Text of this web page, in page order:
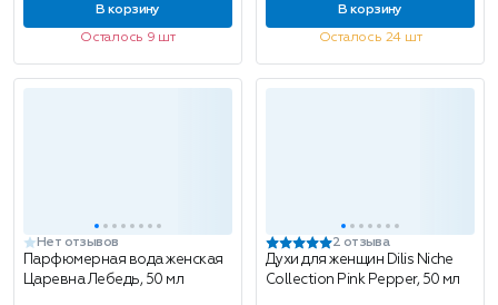
В корзину
Осталось 9 шт
В корзину
Осталось 24 шт
Нет отзывов
Парфюмерная вода женская
Царевна Лебедь, 50 мл
2 отзыва
Духи для женщин Dilis Niche
Collection Pink Pepper, 50 мл